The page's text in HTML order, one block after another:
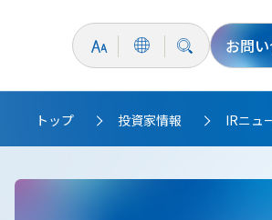
お問
トップ >
投資家情報 >
IRニュ